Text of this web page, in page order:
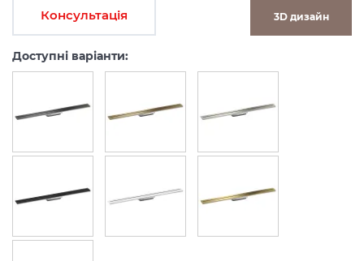
Консультація 3D дизайн
Доступні варіанти: